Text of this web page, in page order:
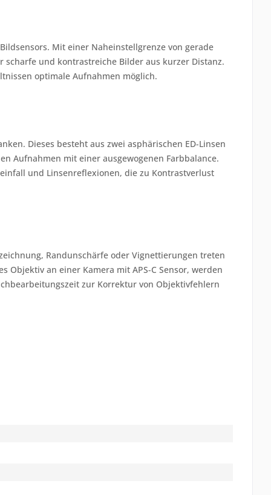
Mit einer Naheinstellgrenze von gerade
und kontrastreiche Bilder aus kurzer Distanz.
optimale Aufnahmen möglich.
Dieses besteht aus zwei asphärischen ED-Linsen
Aufnahmen mit einer ausgewogenen Farbbalance.
und Linsenreflexionen, die zu Kontrastverlust
Randunschärfe oder Vignettierungen treten
an einer Kamera mit APS-C Sensor, werden
zur Korrektur von Objektivfehlern